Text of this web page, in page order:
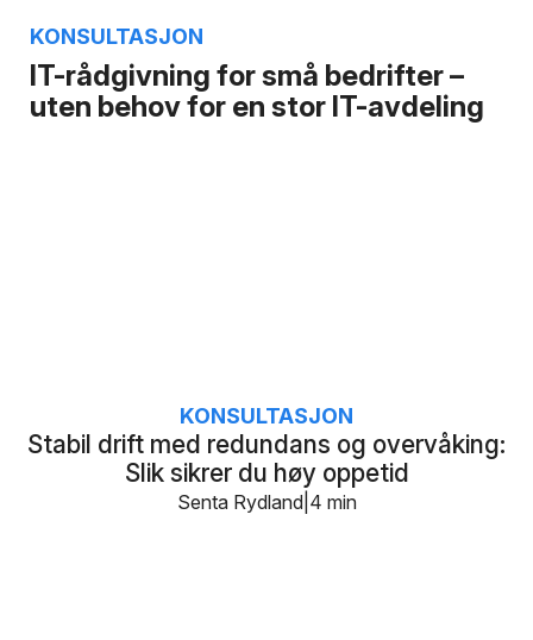
IT-rådgivning for små bedrifter –
uten behov for en stor IT-avdeling
KONSULTASJON
Stabil drift med redundans og overvåking:
Slik sikrer du høy oppetid
KONSULTASJON
4 min
Senta Rydland